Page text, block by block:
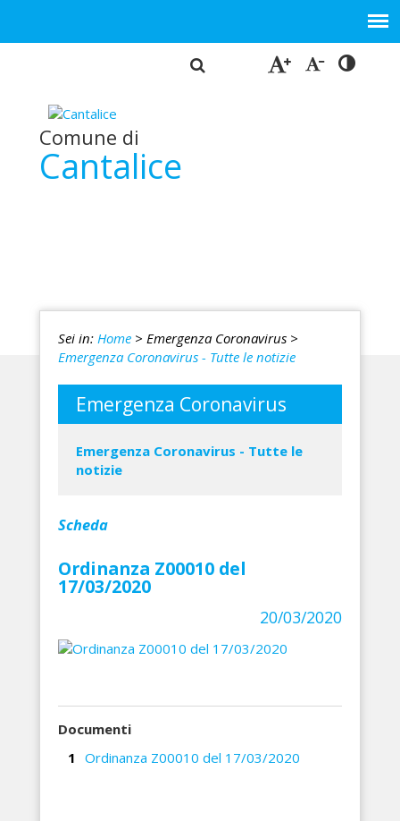
Comune di
Cantalice
Sei in: Home > Emergenza Coronavirus >
Emergenza Coronavirus - Tutte le notizie
Emergenza Coronavirus
Emergenza Coronavirus - Tutte le
notizie
Scheda
Ordinanza Z00010 del
17/03/2020
20/03/2020
Documenti
Ordinanza Z00010 del 17/03/2020